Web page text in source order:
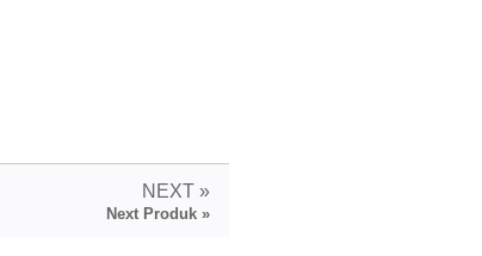
NEXT »
Next Produk »